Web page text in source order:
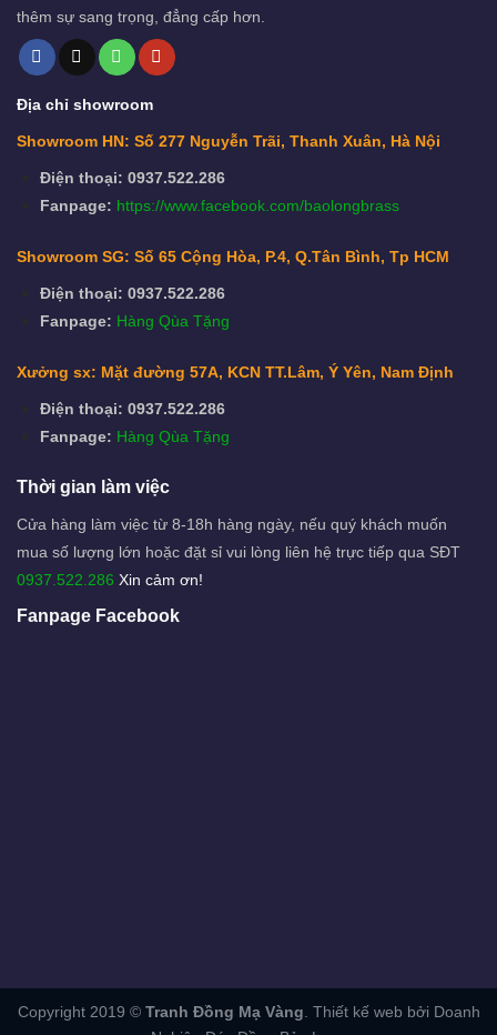
thêm sự sang trọng, đẳng cấp hơn.
Địa chỉ showroom
Showroom HN: Số 277 Nguyễn Trãi, Thanh Xuân, Hà Nội
Điện thoại: 0937.522.286
Fanpage: https://www.facebook.com/baolongbrass
Showroom SG: Số 65 Cộng Hòa, P.4, Q.Tân Bình, Tp HCM
Điện thoại: 0937.522.286
Fanpage: Hàng Qùa Tặng
Xưởng sx: Mặt đường 57A, KCN TT.Lâm, Ý Yên, Nam Định
Điện thoại: 0937.522.286
Fanpage: Hàng Qùa Tặng
Thời gian làm việc
Cửa hàng làm việc từ 8-18h hàng ngày, nếu quý khách muốn
mua số lượng lớn hoặc đặt sỉ vui lòng liên hệ trực tiếp qua SĐT
0937.522.286 Xin cảm ơn!
Fanpage Facebook
Copyright 2019 © Tranh Đồng Mạ Vàng . Thiết kế web bởi Doanh